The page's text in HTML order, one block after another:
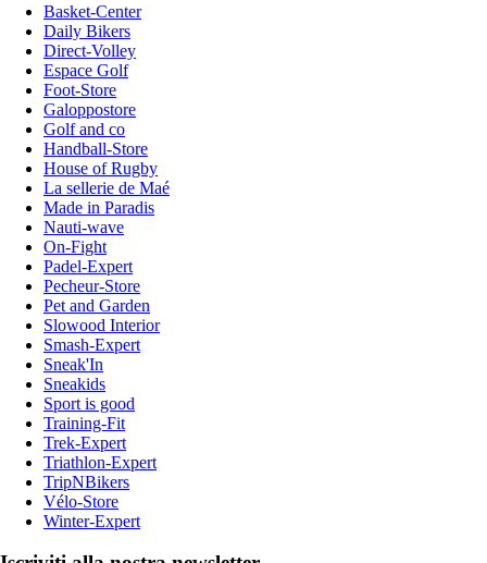
Basket-Center
Daily Bikers
Direct-Volley
Espace Golf
Foot-Store
Galoppostore
Golf and co
Handball-Store
House of Rugby
La sellerie de Maé
Made in Paradis
Nauti-wave
On-Fight
Padel-Expert
Pecheur-Store
Pet and Garden
Slowood Interior
Smash-Expert
Sneak'In
Sneakids
Sport is good
Training-Fit
Trek-Expert
Triathlon-Expert
TripNBikers
Vélo-Store
Winter-Expert